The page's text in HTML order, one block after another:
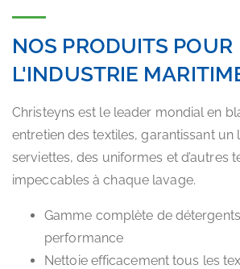
NOS PRODUITS POUR
L'INDUSTRIE
Christeyns est le leader mondial en
entretien des textiles, garantissant un
serviettes, des uniformes et d’autres
impeccables à chaque lavage.
Gamme complète de
performance
Nettoie efficacement tous les